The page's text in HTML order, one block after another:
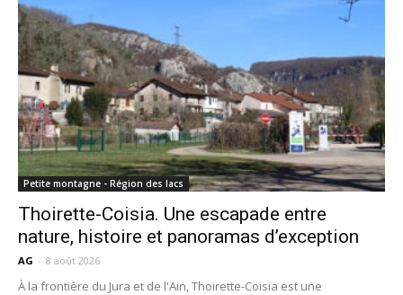
Petite montagne - Région des lacs
Thoirette-Coisia. Une escapade entre
nature, histoire et panoramas d’exception
AG - 8 août 2026
À la frontière du Jura et de l'Ain, Thoirette-Coisia est une